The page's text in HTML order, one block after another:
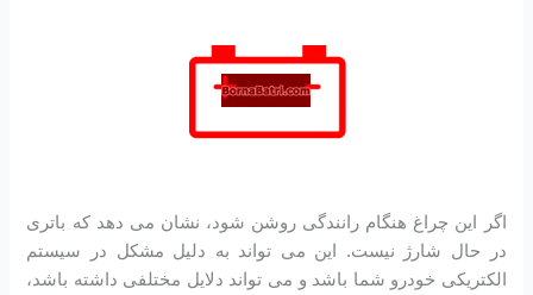
اگر این چراغ هنگام رانندگی روشن شود، نشان می دهد که باتری
در حال شارژ نیست. این می تواند به دلیل مشکل در سیستم
الکتریکی خودرو شما باشد و می تواند دلایل مختلفی داشته باشد،